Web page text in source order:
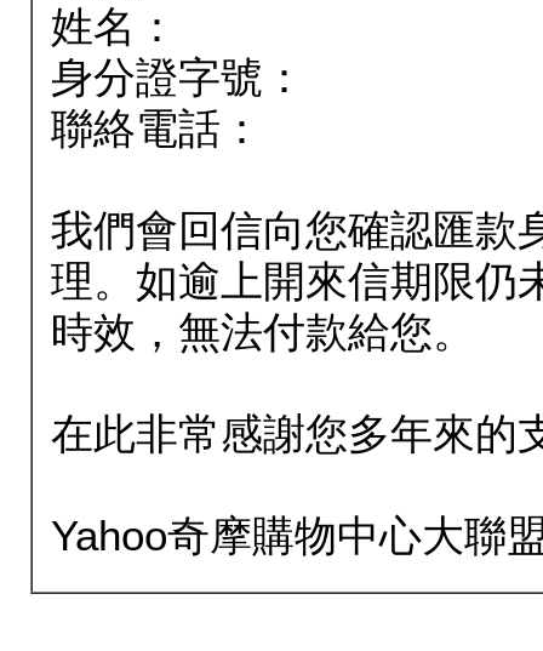
姓名：
身分證字號：
聯絡電話：
我們會回信向您確認匯款
理。如逾上開來信期限仍
時效，無法付款給您。
在此非常感謝您多年來的
Yahoo奇摩購物中心大